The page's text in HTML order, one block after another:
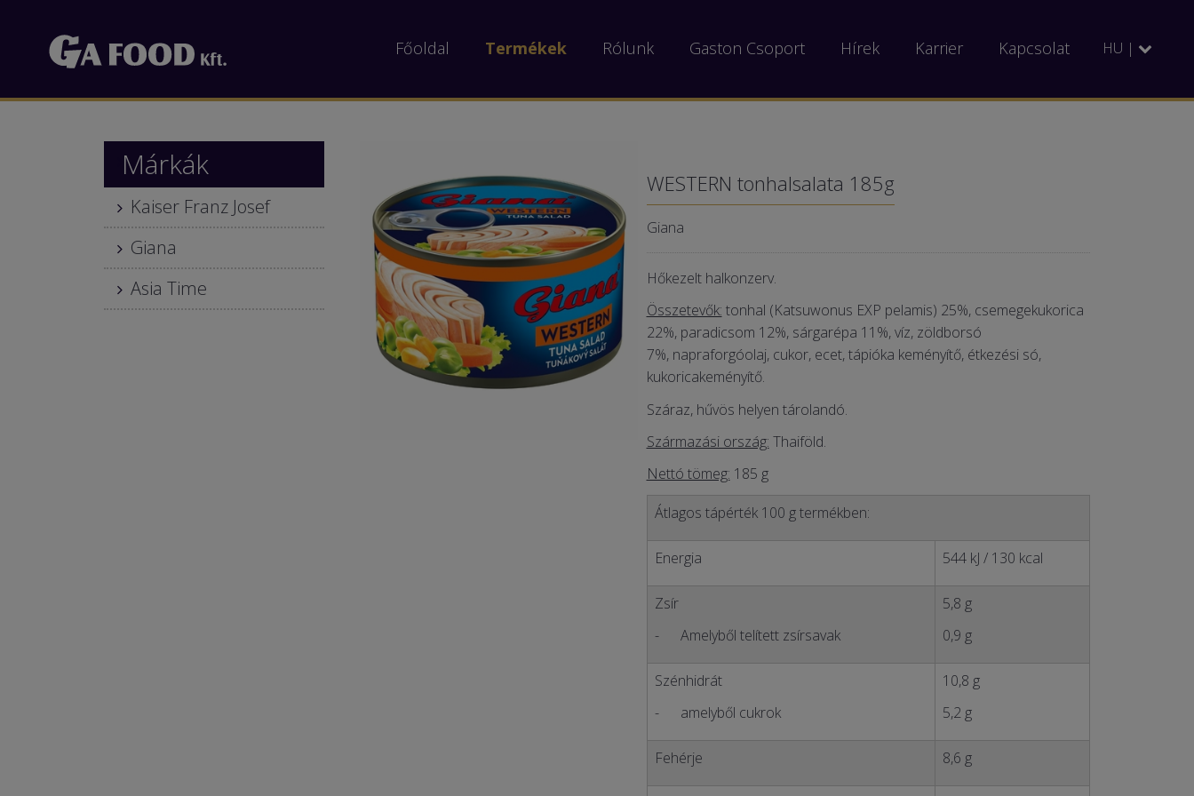
HU |
Főoldal Termékek Rólunk Gaston Csoport Hírek Karrier Kapcsolat
Márkák
Kaiser Franz Josef
Giana
Asia Time
WESTERN tonhalsalata 185g
Giana
Hőkezelt halkonzerv.
Összetevők: tonhal (Katsuwonus EXP pelamis) 25%, csemegekukorica
22%, paradicsom 12%, sárgarépa 11%, víz, zöldborsó
7%, napraforgóolaj, cukor, ecet, tápióka keményítő, étkezési só,
kukoricakeményítő.
Száraz, hűvös helyen tárolandó.
Származási ország: Thaiföld.
Nettó tömeg: 185 g
Átlagos tápérték 100 g termékben:
Energia 544 kJ / 130 kcal
Zsír
- Amelyből telített zsírsavak
5,8 g
0,9 g
Szénhidrát
- amelyből cukrok
10,8 g
5,2 g
Fehérje 8,6 g